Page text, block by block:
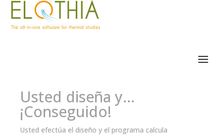
Usted diseña y...
¡Conseguido!
Usted efectúa el diseño y el programa calcula